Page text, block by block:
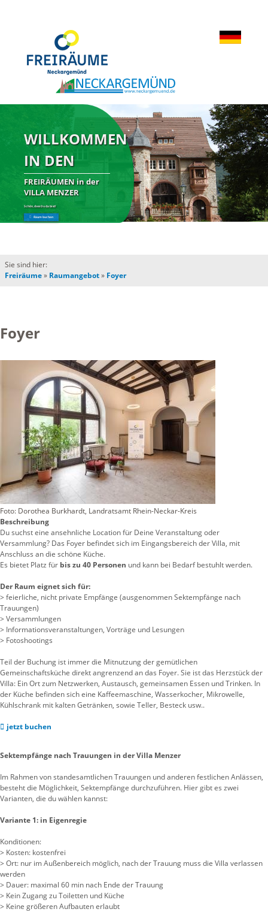
WILLKOMMEN
IN DEN
FREIRÄUMEN in der
VILLA MENZER
Schön, dass Du da bist!
Raum buchen
Sie sind hier:
Freiräume» Raumangebot» Foyer
Foyer
Foto: Dorothea Burkhardt, Landratsamt Rhein-Neckar-Kreis
Beschreibung
Du suchst eine ansehnliche Location für Deine Veranstaltung oder
Versammlung? Das Foyer befindet sich im Eingangsbereich der Villa, mit
Anschluss an die schöne Küche.
Es bietet Platz für bis zu 40 Personen und kann bei Bedarf bestuhlt werden.
Der Raum eignet sich für:
> feierliche, nicht private Empfänge (ausgenommen Sektempfänge nach
Trauungen)
> Versammlungen
> Informationsveranstaltungen, Vorträge und Lesungen
> Fotoshootings
Teil der Buchung ist immer die Mitnutzung der gemütlichen
Gemeinschaftsküche direkt angrenzend an das Foyer. Sie ist das Herzstück der
Villa: Ein Ort zum Netzwerken, Austausch, gemeinsamen Essen und Trinken. In
der Küche befinden sich eine Kaffeemaschine, Wasserkocher, Mikrowelle,
Kühlschrank mit kalten Getränken, sowie Teller, Besteck usw..
jetzt buchen
Sektempfänge nach Trauungen in der Villa Menzer
Im Rahmen von standesamtlichen Trauungen und anderen festlichen Anlässen,
besteht die Möglichkeit, Sektempfänge durchzuführen. Hier gibt es zwei
Varianten, die du wählen kannst:
Variante 1: in Eigenregie
Konditionen:
> Kosten: kostenfrei
> Ort: nur im Außenbereich möglich, nach der Trauung muss die Villa verlassen
werden
> Dauer: maximal 60 min nach Ende der Trauung
> Kein Zugang zu Toiletten und Küche
> Keine größeren Aufbauten erlaubt